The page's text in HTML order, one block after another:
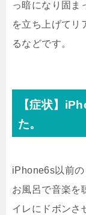
っ暗になり固ま
を立ち上げてリ
るなどです。
【症状】
た。
iPhone6s以前の
お風呂で音楽を
イレにドボンさ